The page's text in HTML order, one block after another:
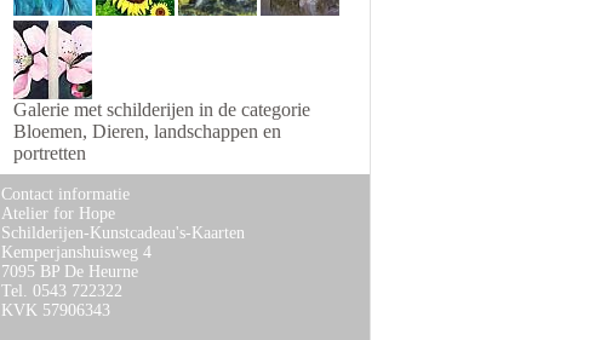
Galerie met schilderijen in de categorie
Bloemen, Dieren, landschappen en
portretten
Contact informatie
Atelier for Hope
Schilderijen-Kunstcadeau's-Kaarten
Kemperjanshuisweg 4
7095 BP De Heurne
Tel. 0543 722322
KVK 57906343